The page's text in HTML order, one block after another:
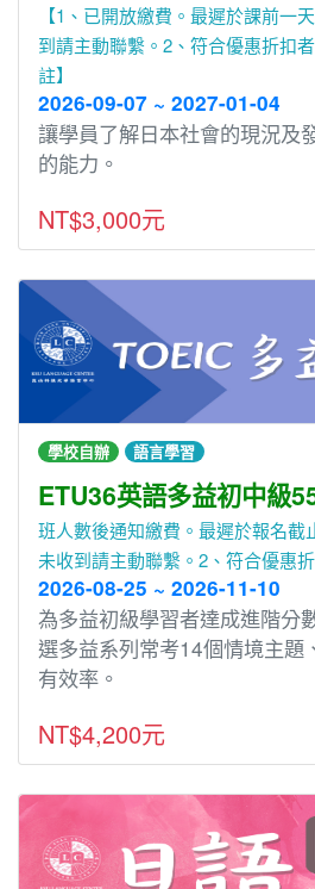
【1、已開放繳費。最遲於課前一
到請主動聯繫。2、符合優惠折扣
註】
2026-09-07 ~ 2027-01-04
讓學員了解日本社會的現況及
的能力。
NT$3,000元
學校自辦 語言學習
ETU36英語多益初中級
班人數後通知繳費。最遲於報名截
未收到請主動聯繫。2、符合優惠折
2026-08-25 ~ 2026-11-10
為多益初級學習者達成進階分
選多益系列常考14個情境主題
有效率。
NT$4,200元